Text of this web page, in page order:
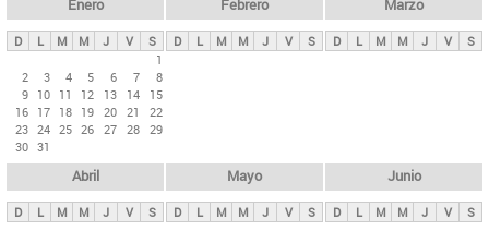
ds
p
n
c
i
p
Enero
D L M M J V
S
1
2
3 4 5 6 7
8
9 10 11 12 13 14
15
16 17 18 19 20 21
22
23 24 25 26 27 28 29
30 31
Febrero
D L M M J V S
Marzo
D L M M J V S
Abril
D L M M J V S
Mayo
D L M M J V S
Junio
D L M M J V S